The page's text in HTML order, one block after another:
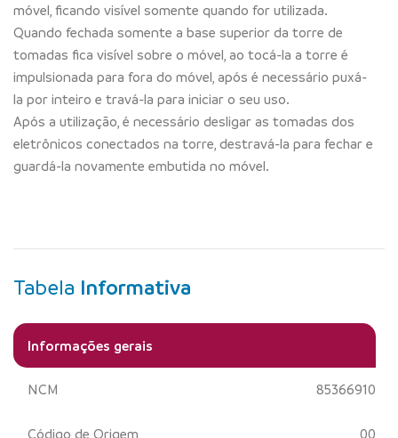
móvel, ficando visível somente quando for utilizada.
Quando fechada somente a base superior da torre de
tomadas fica visível sobre o móvel, ao tocá-la a torre é
impulsionada para fora do móvel, após é necessário puxá-
la por inteiro e travá-la para iniciar o seu uso.
Após a utilização, é necessário desligar as tomadas dos
eletrônicos conectados na torre, destravá-la para fechar e
guardá-la novamente embutida no móvel.
Tabela Informativa
Informações gerais
NCM 85366910
Código de Origem 00